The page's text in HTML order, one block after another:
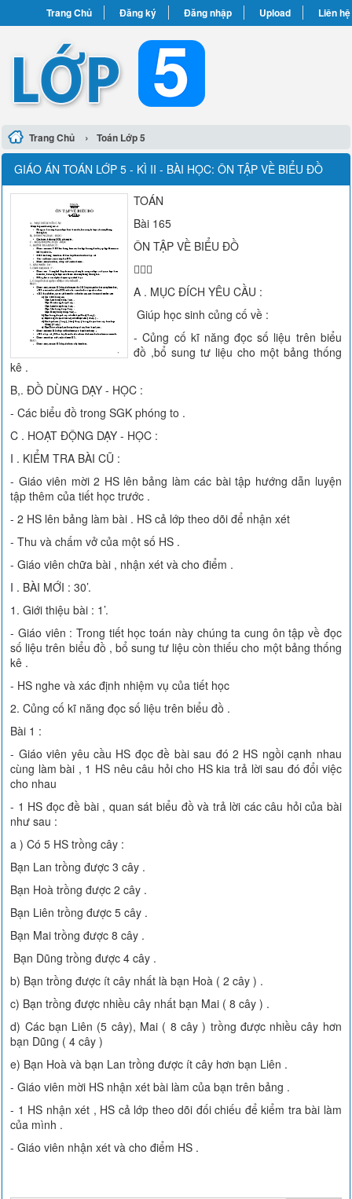
Trang Chủ Đăng ký Đăng nhập Upload Liên hệ
Trang Chủ › Toán Lớp 5
GIÁO ÁN TOÁN LỚP 5 - KÌ II - BÀI HỌC: ÔN TẬP VỀ BIỂU ĐỒ
TOÁN
Bài 165
ÔN TẬP VỀ BIỂU ĐỒ

A . MỤC ĐÍCH YÊU CẦU :
Giúp học sinh củng cố về :
- Củng cố kĩ năng đọc số liệu trên biểu
đồ ,bổ sung tư liệu cho một bảng thống
kê .
B,. ĐỒ DÙNG DẠY - HỌC :
- Các biểu đồ trong SGK phóng to .
C . HOẠT ĐỘNG DẠY - HỌC :
I . KIỂM TRA BÀI CŨ :
- Giáo viên mời 2 HS lên bảng làm các bài tập hướng dẫn luyện
tập thêm của tiết học trước .
- 2 HS lên bảng làm bài . HS cả lớp theo dõi để nhận xét
- Thu và chấm vở của một số HS .
- Giáo viên chữa bài , nhận xét và cho điểm .
I . BÀI MỚI : 30’.
1. Giới thiệu bài : 1’.
- Giáo viên : Trong tiết học toán này chúng ta cung ôn tập về đọc
số liệu trên biểu đồ , bổ sung tư liệu còn thiếu cho một bảng thống
kê .
- HS nghe và xác định nhiệm vụ của tiết học
2. Củng cố kĩ năng đọc số liệu trên biểu đồ .
Bài 1 :
- Giáo viên yêu cầu HS đọc đề bài sau đó 2 HS ngồi cạnh nhau
cùng làm bài , 1 HS nêu câu hỏi cho HS kia trả lời sau đó đổi việc
cho nhau
- 1 HS đọc đề bài , quan sát biểu đồ và trả lời các câu hỏi của bài
như sau :
a ) Có 5 HS trồng cây :
Bạn Lan trồng được 3 cây .
Bạn Hoà trồng được 2 cây .
Bạn Liên trồng được 5 cây .
Bạn Mai trồng được 8 cây .
Bạn Dũng trồng được 4 cây .
b) Bạn trồng được ít cây nhất là bạn Hoà ( 2 cây ) .
c) Bạn trồng được nhiều cây nhất bạn Mai ( 8 cây ) .
d) Các bạn Liên (5 cây), Mai ( 8 cây ) trồng được nhiều cây hơn
bạn Dũng ( 4 cây )
e) Bạn Hoà và bạn Lan trồng được ít cây hơn bạn Liên .
- Giáo viên mời HS nhận xét bài làm của bạn trên bảng .
- 1 HS nhận xét , HS cả lớp theo dõi đối chiếu để kiểm tra bài làm
của mình .
- Giáo viên nhận xét và cho điểm HS .